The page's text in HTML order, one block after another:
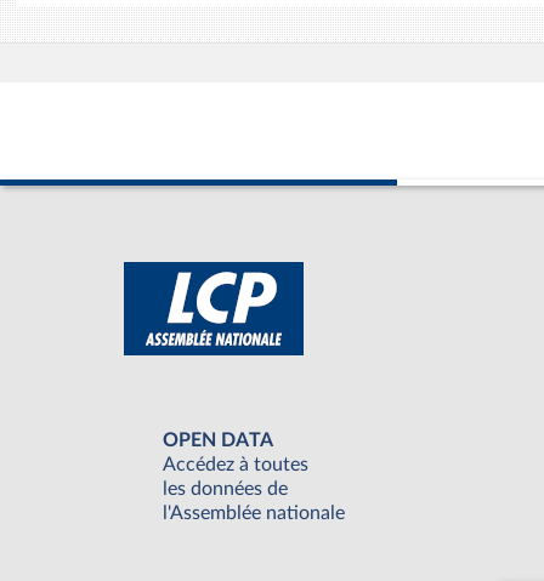
OPEN DATA
Accédez à toutes
les données de
l'Assemblée nationale